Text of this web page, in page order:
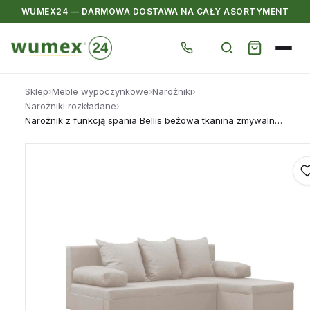
WUMEX24 — DARMOWA DOSTAWA NA CAŁY ASORTYMENT
Sklep›Meble wypoczynkowe›Narożniki›
Narożniki rozkładane›
Narożnik z funkcją spania Bellis beżowa tkanina zmywalna rozkładana rogówka